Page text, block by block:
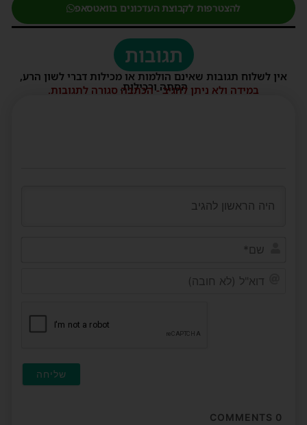
להצטרפות לקבוצת העדכונים בוואטסאפ
תגובות
אין לשלוח תגובות שאינם הולמות או מכילות דברי לשון הרע,
הסתה ורכילות.
במידה ולא ניתן להגיב - הכתבה סגורה לתגובות.
0